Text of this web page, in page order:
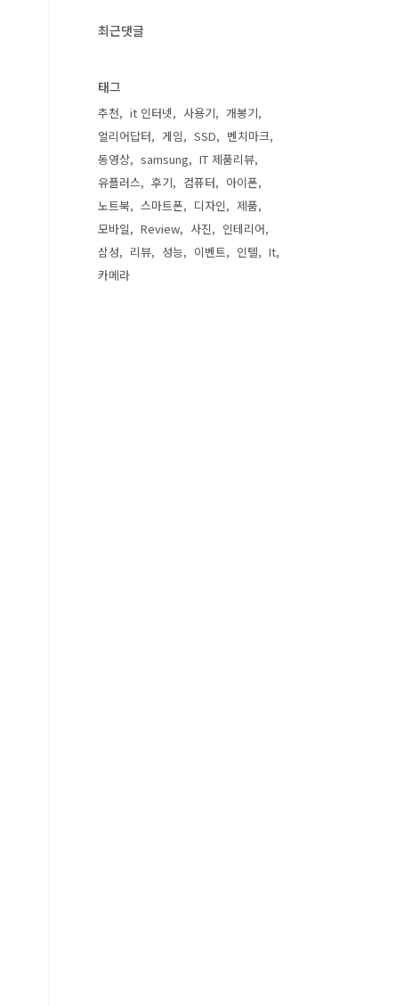
최근댓글
태그
추천 it 인터넷 사용기
개봉기
얼리어답터
게임 SSD
벤치마크
동영상
samsung
IT 제품리뷰
유플러스
후기 컴퓨터
아이폰
노트북
스마트폰 디자인
제품
모바일
Review 사진
인테리어
삼성
리뷰 성능 이벤트 인텔
It
카메라